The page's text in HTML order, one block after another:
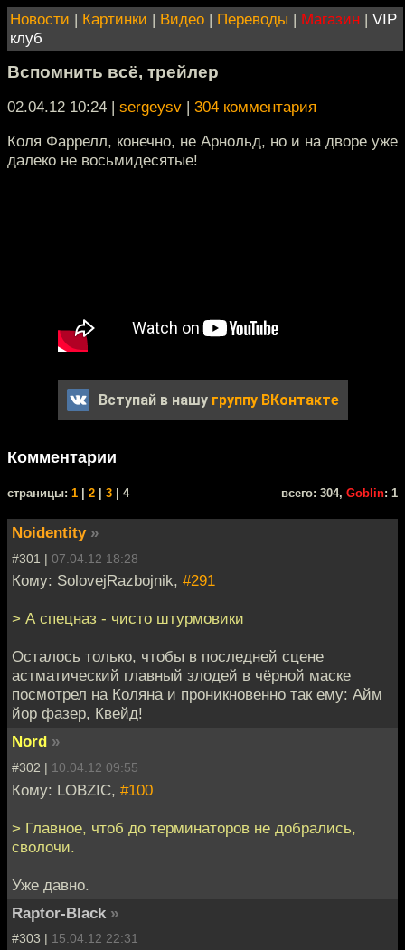
Новости | Картинки | Видео | Переводы | Магазин | VIP
клуб
Вспомнить всё, трейлер
02.04.12 10:24 | sergeysv | 304 комментария
Коля Фаррелл, конечно, не Арнольд, но и на дворе уже
далеко не восьмидесятые!
Вступай в нашу группу ВКонтакте
Комментарии
cтраницы: 1 2 3 | 4 всего: 304, Goblin: 1
Noidentity »
#301 | 07.04.12 18:28
Кому: SolovejRazbojnik, #291
> А спецназ - чисто штурмовики
Осталось только, чтобы в последней сцене
астматический главный злодей в чёрной маске
посмотрел на Коляна и проникновенно так ему: Айм
йор фазер, Квейд!
Nord »
#302 | 10.04.12 09:55
Кому: LOBZIC, #100
> Главное, чтоб до терминаторов не добрались,
сволочи.
Уже давно.
Raptor-Black »
#303 | 15.04.12 22:31